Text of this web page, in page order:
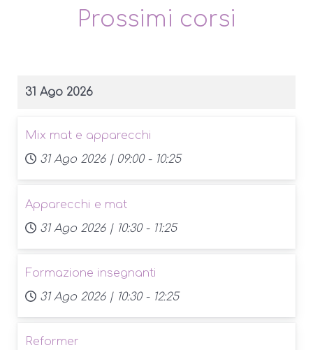
Prossimi corsi
31 Ago 2026
Mix mat e apparecchi
31 Ago 2026 | 09:00 - 10:25
Apparecchi e mat
31 Ago 2026 | 10:30 - 11:25
Formazione insegnanti
31 Ago 2026 | 10:30 - 12:25
Reformer